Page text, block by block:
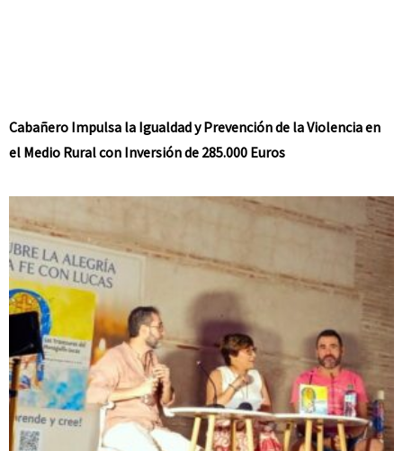
Cabañero Impulsa la Igualdad y Prevención de la Violencia en
el Medio Rural con Inversión de 285.000 Euros